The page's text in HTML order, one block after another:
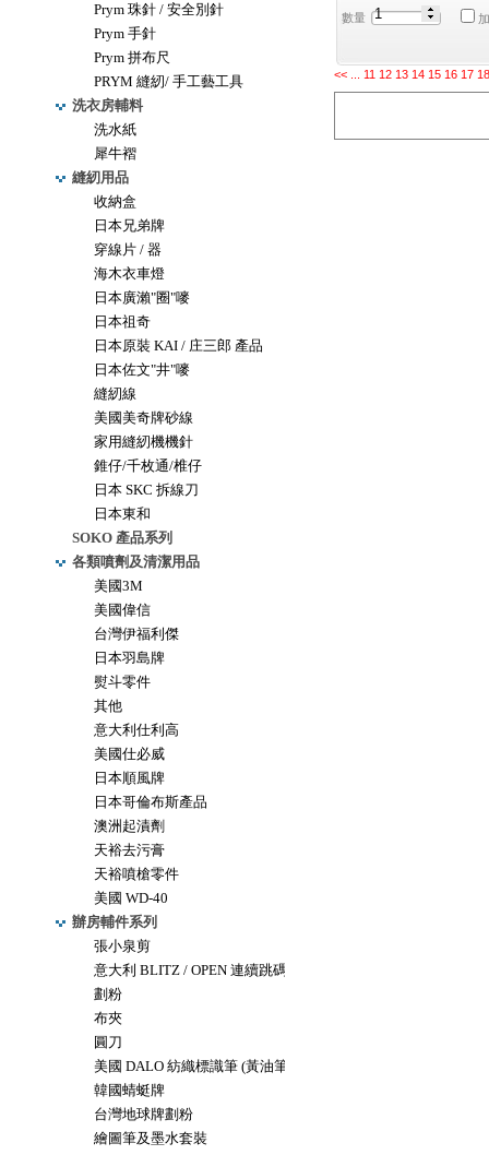
Prym 珠針 / 安全別針
Prym 手針
Prym 拼布尺
PRYM 縫紉/ 手工藝工具
洗衣房輔料
洗水紙
犀牛褶
縫紉用品
收納盒
日本兄弟牌
穿線片 / 器
海木衣車燈
日本廣瀨"圈"嘜
日本祖奇
日本原裝 KAI / 庄三郎 產品
日本佐文"井"嘜
縫紉線
美國美奇牌砂線
家用縫紉機機針
錐仔/千枚通/椎仔
日本 SKC 拆線刀
日本東和
SOKO 產品系列
各類噴劑及清潔用品
美國3M
美國偉信
台灣伊福利傑
日本羽島牌
熨斗零件
其他
意大利仕利高
美國仕必威
日本順風牌
日本哥倫布斯產品
澳洲起漬劑
天裕去污膏
天裕噴槍零件
美國 WD-40
辦房輔件系列
張小泉剪
意大利 BLITZ / OPEN 連續跳碼機
劃粉
布夾
圓刀
美國 DALO 紡織標識筆 (黃油筆)
韓國蜻蜓牌
台灣地球牌劃粉
繪圖筆及墨水套裝
數量
<< 11 12 13 14 15 16 17 18